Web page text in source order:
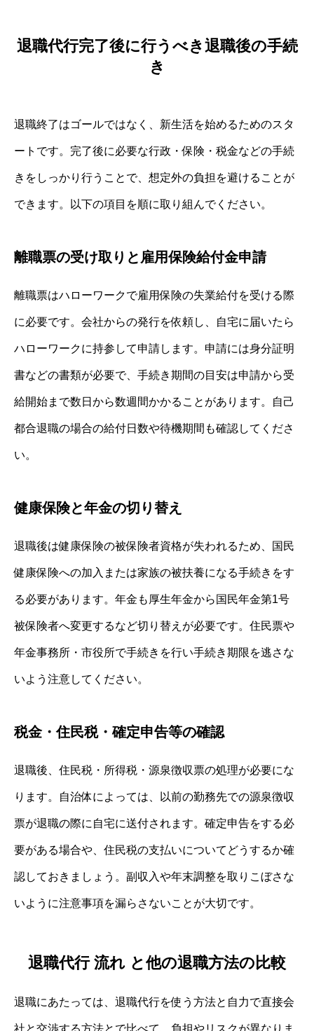
退職代行完了後に行うべき退職後の手続
き
退職終了はゴールではなく、新生活を始めるためのスタ
ートです。完了後に必要な行政・保険・税金などの手続
きをしっかり行うことで、想定外の負担を避けることが
できます。以下の項目を順に取り組んでください。
離職票の受け取りと雇用保険給付金申請
離職票はハローワークで雇用保険の失業給付を受ける際
に必要です。会社からの発行を依頼し、自宅に届いたら
ハローワークに持参して申請します。申請には身分証明
書などの書類が必要で、手続き期間の目安は申請から受
給開始まで数日から数週間かかることがあります。自己
都合退職の場合の給付日数や待機期間も確認してくださ
い。
健康保険と年金の切り替え
退職後は健康保険の被保険者資格が失われるため、国民
健康保険への加入または家族の被扶養になる手続きをす
る必要があります。年金も厚生年金から国民年金第1号
被保険者へ変更するなど切り替えが必要です。住民票や
年金事務所・市役所で手続きを行い手続き期限を逃さな
いよう注意してください。
税金・住民税・確定申告等の確認
退職後、住民税・所得税・源泉徴収票の処理が必要にな
ります。自治体によっては、以前の勤務先での源泉徴収
票が退職の際に自宅に送付されます。確定申告をする必
要がある場合や、住民税の支払いについてどうするか確
認しておきましょう。副収入や年末調整を取りこぼさな
いように注意事項を漏らさないことが大切です。
退職代行 流れ と他の退職方法の比較
退職にあたっては、退職代行を使う方法と自力で直接会
社と交渉する方法とで比べて、負担やリスクが異なりま